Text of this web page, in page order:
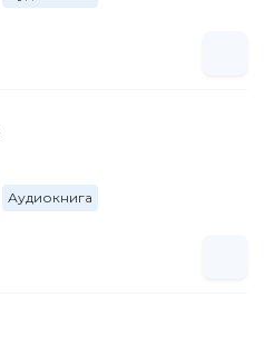
Аудиокнига